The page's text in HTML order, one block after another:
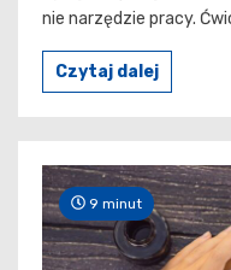
nie narzędzie pracy.
Czytaj dalej
9 minut